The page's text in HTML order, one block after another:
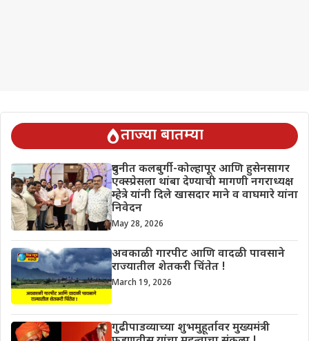
ताज्या बातम्या
दुधनीत कलबुर्गी-कोल्हापूर आणि हुसेनसागर
एक्स्प्रेसला थांबा देण्याची मागणी नगराध्यक्ष
म्हेत्रे यांनी दिले खासदार माने व वाघमारे यांना
निवेदन
May 28, 2026
अवकाळी गारपीट आणि वादळी पावसाने
राज्यातील शेतकरी चिंतेत !
March 19, 2026
गुढीपाडव्याच्या शुभमुहूर्तावर मुख्यमंत्री